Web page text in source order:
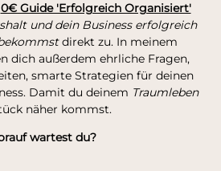
0€ Guide 'Erfolgreich Organisiert'
und dein Business erfolgreich
direkt zu. In meinem
dich außerdem ehrliche Fragen,
smarte Strategien für deinen
Damit du deinem Traumleben
näher kommst.
wartest du?